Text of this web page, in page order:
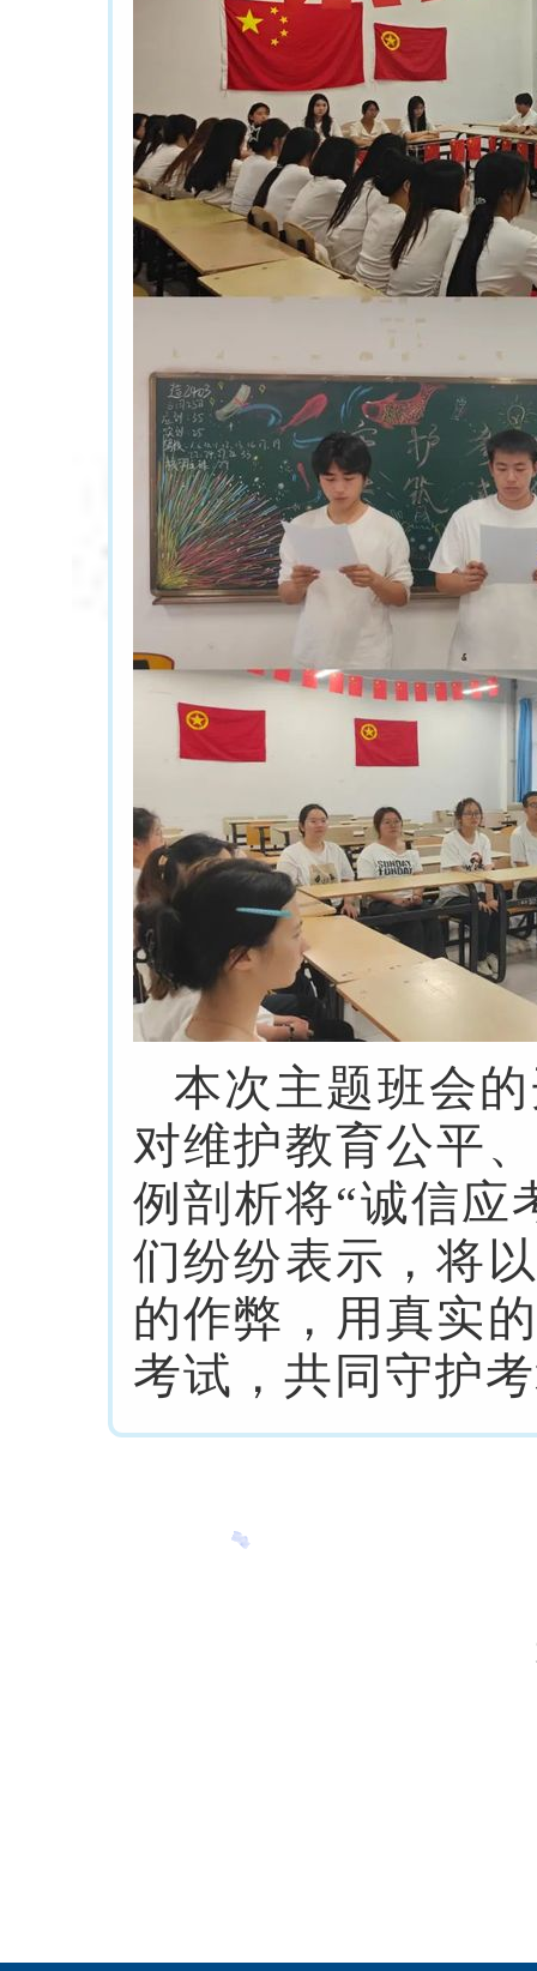
本次主题班会
对维护教育公平
例剖析将“诚信应
们纷纷表示，将
的作弊，用真实
考试，共同守护